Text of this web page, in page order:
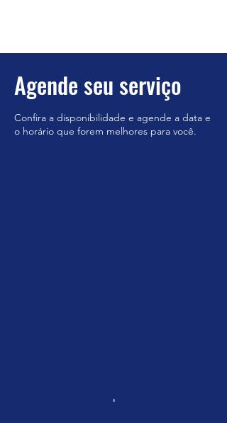
Agende seu serviço
Confira a disponibilidade e agende a data e
o horário que forem melhores para você.